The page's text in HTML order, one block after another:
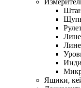
Ящики,